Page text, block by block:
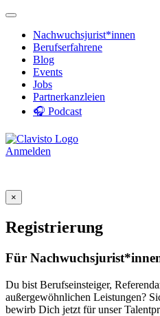
Nachwuchsjurist*innen
Berufserfahrene
Blog
Events
Jobs
Partnerkanzleien
🎧 Podcast
Anmelden
×
Registrierung
Für
Du bist Berufseinsteiger,
außergewöhnlichen Leistungen?
bewirb Dich jetzt für unser